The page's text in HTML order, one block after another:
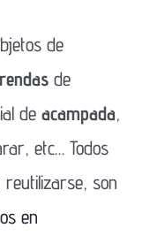
de
de
de acampada,
etc… Todos
reutilizarse, son
en